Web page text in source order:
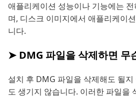
애플리케이션 성능이나 기능에는
며, 디스크 이미지에서 애플리케이
니다.
➤ DMG 파일을 삭제하면 무
설치 후 DMG 파일을 삭제해도 될
도 생기지 않습니다. 이러한 파일을